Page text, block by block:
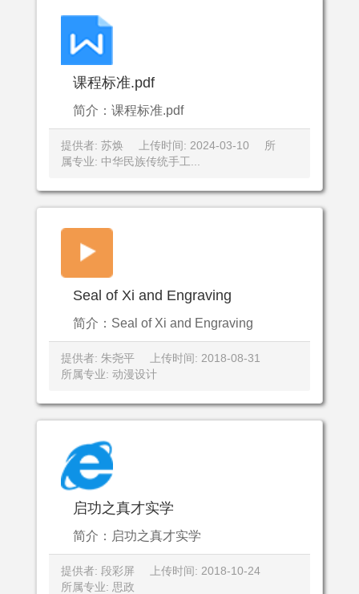
课程标准.pdf
简介：课程标准.pdf
提供者: 苏焕 上传时间: 2024-03-10
所
属专业: 中华民族传统手工...
Seal of Xi and Engraving
简介：Seal of Xi and Engraving
提供者: 朱尧平
上传时间: 2018-08-31
所属专业: 动漫设计
启功之真才实学
简介：启功之真才实学
提供者: 段彩屏
上传时间: 2018-10-24
所属专业: 思政